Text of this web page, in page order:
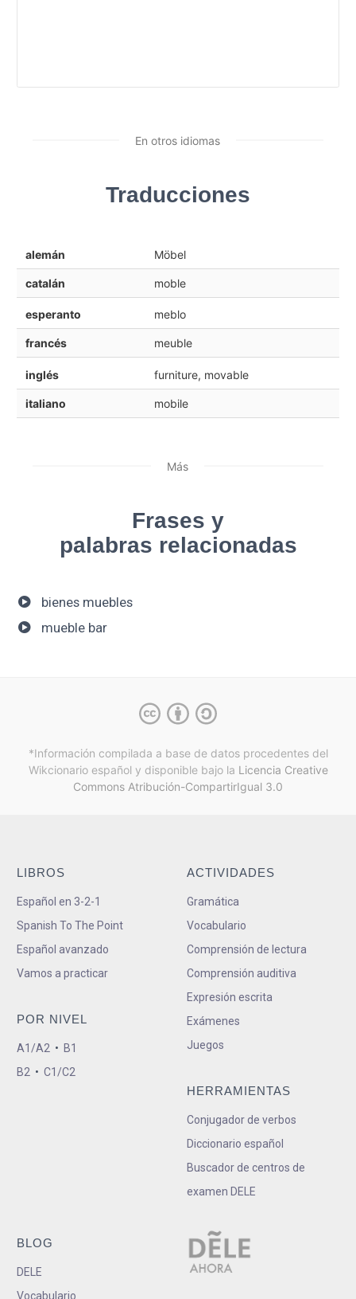
En otros idiomas
Traducciones
alemán Möbel
catalán moble
esperanto meblo
francés meuble
inglés furniture, movable
italiano mobile
Más
Frases y
palabras relacionadas
bienes muebles
mueble bar
*Información compilada a base de datos procedentes del
Wikcionario español y disponible bajo la Licencia Creative
Commons Atribución-CompartirIgual 3.0
LIBROS
Español en 3-2-1
Spanish To The Point
Español avanzado
Vamos a practicar
POR NIVEL
A1/A2 • B1
B2 • C1/C2
ACTIVIDADES
Gramática
Vocabulario
Comprensión de lectura
Comprensión auditiva
Expresión escrita
Exámenes
Juegos
HERRAMIENTAS
Conjugador de verbos
Diccionario español
Buscador de centros de
examen DELE
BLOG
DELE
Vocabulario